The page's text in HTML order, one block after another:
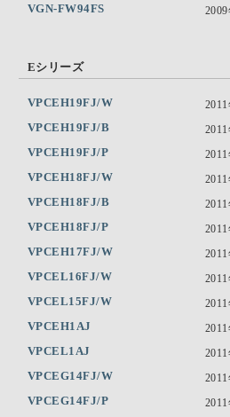
VGN-FW94FS
Eシリーズ
VPCEH19FJ/W
VPCEH19FJ/B
VPCEH19FJ/P
VPCEH18FJ/W
VPCEH18FJ/B
VPCEH18FJ/P
VPCEH17FJ/W
VPCEL16FJ/W
VPCEL15FJ/W
VPCEH1AJ
VPCEL1AJ
VPCEG14FJ/W
VPCEG14FJ/P